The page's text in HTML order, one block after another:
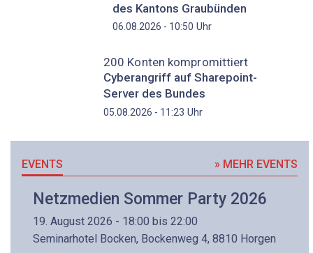
des Kantons Graubünden
06.08.2026 - 10:50 Uhr
200 Konten kompromittiert
Cyberangriff auf Sharepoint-
Server des Bundes
05.08.2026 - 11:23 Uhr
EVENTS » MEHR EVENTS
Netzmedien Sommer Party 2026
19. August 2026 - 18:00 bis 22:00
Seminarhotel Bocken, Bockenweg 4, 8810 Horgen